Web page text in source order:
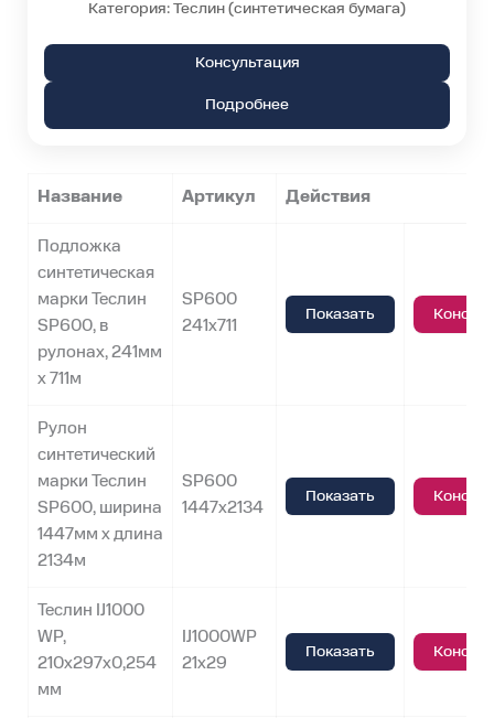
Категория: Теслин (синтетическая бумага)
Консультация
Подробнее
Название Артикул Действия
Подложка
синтетическая
марки Теслин
SP600, в
рулонах, 241мм
х 711м
SP600
241x711
Показать
Рулон
синтетический
марки Теслин
SP600, ширина
1447мм х длина
2134м
SP600
1447х2134
Показать
Теслин IJ1000
WP,
210х297х0,254
мм
IJ1000WP
21х29
Показать